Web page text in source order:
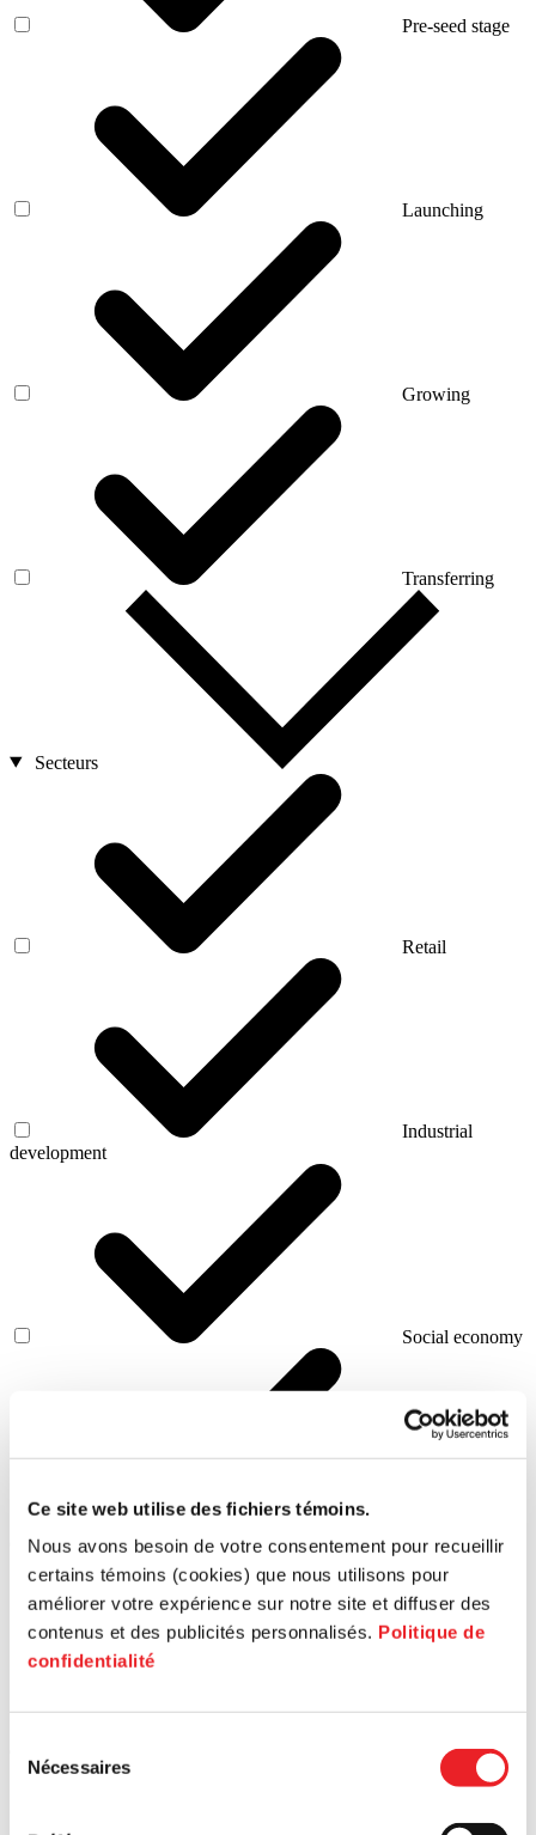
Ce site web utilise des fichiers témoins.
Nous avons besoin de votre consentement pour recueillir
certains témoins (cookies) que nous utilisons pour
améliorer votre expérience sur notre site et diffuser des
contenus et des publicités personnalisés. Politique de
confidentialité
Nécessaires
Pre-seed stage
Launching
Growing
Transferring
Secteurs
Retail
Industrial
development
Social economy
commerce